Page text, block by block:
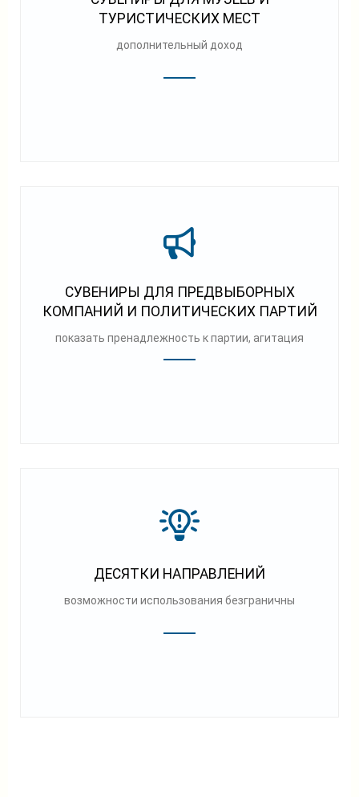
ТУРИСТИЧЕСКИХ МЕСТ
дополнительный доход
СУВЕНИРЫ ДЛЯ ПРЕДВЫБОРНЫХ
КОМПАНИЙ И ПОЛИТИЧЕСКИХ ПАРТИЙ
показать пренадлежность к партии, агитация
ДЕСЯТКИ НАПРАВЛЕНИЙ
возможности использования безграничны